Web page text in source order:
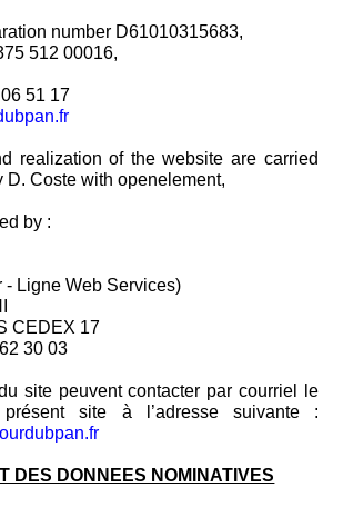
number D61010315683,
512 00016,
51 17
realization of the website are carried
D. Coste with openelement,
by :
- Ligne Web Services)
CEDEX 17
30 03
site peuvent contacter par courriel le
site à l’adresse suivante :
DES DONNEES NOMINATIVES